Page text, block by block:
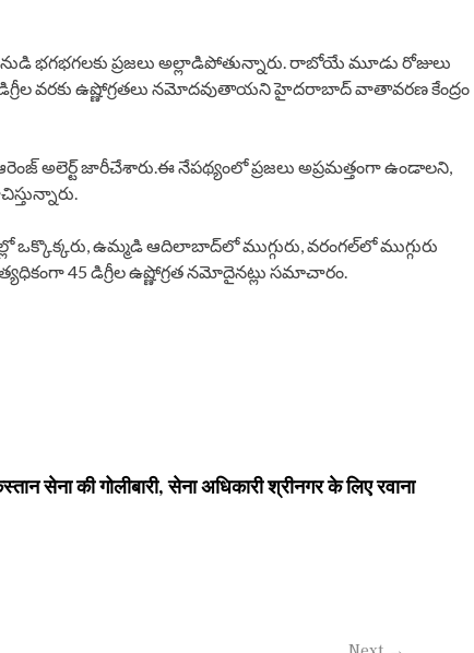
భగభగలకు ప్రజలు అల్లాడిపోతున్నారు. రాబోయే మూడు రోజులు
డిగ్రీల వరకు ఉష్ణోగ్రతలు నమోదవుతాయని హైదరాబాద్‌ వాతావరణ కేంద్రం
అలెర్ట్‌ జారీచేశారు.ఈ నేపథ్యంలో ప్రజలు అప్రమత్తంగా ఉండాలని,
ఒక్కొక్కరు, ఉమ్మడి ఆదిలాబాద్‌లో ముగ్గురు, వరంగల్‌లో ముగ్గురు
45 డిగ్రీల ఉష్ణోగ్రత నమోదైనట్లు సమాచారం.
की गोलीबारी, सेना अधिकारी श्रीनगर के लिए रवाना